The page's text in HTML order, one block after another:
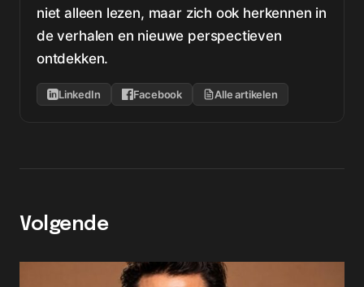
niet alleen lezen, maar zich ook herkennen in
de verhalen en nieuwe perspectieven
ontdekken.
LinkedIn Facebook Alle artikelen
Volgende